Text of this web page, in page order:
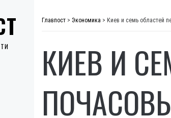
Главпост > Экономика > Киев и семь областей
КИЕВ И